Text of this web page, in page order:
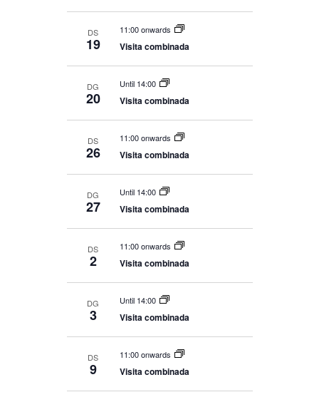
DS
19
11:00 onwards
Visita combinada
DG
20
Until 14:00
Visita combinada
DS
26
11:00 onwards
Visita combinada
DG
27
Until 14:00
Visita combinada
DS
2
11:00 onwards
Visita combinada
DG
3
Until 14:00
Visita combinada
DS
9
11:00 onwards
Visita combinada